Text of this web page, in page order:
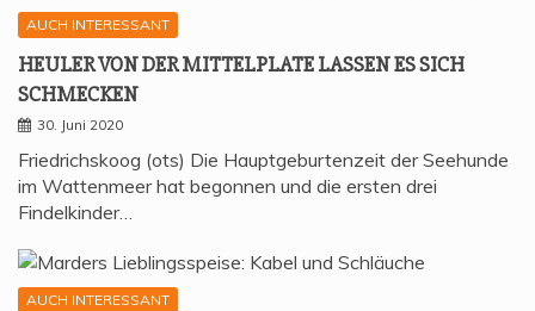
AUCH INTERESSANT
HEU­LER VON DER MIT­TEL­P­LA­TE LAS­SEN ES SICH
SCHMECKEN
30. Juni 2020
Friedrichskoog (ots) Die Hauptgeburtenzeit der Seehunde
im Wattenmeer hat begonnen und die ersten drei
Findelkinder…
AUCH INTERESSANT